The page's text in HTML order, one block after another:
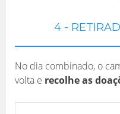
4 -
No dia combinado, o
volta e recolhe as